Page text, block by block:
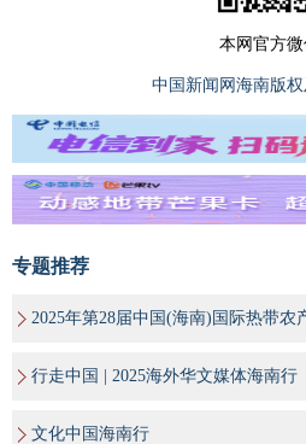
本网官方
中国新闻网海南版
专题推荐
2025年第28届中国(海南)国际热带农
行走中国 | 2025海外华文媒体海南行
文化中国海南行